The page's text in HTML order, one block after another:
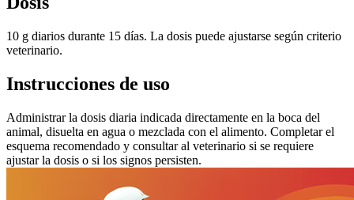
10 g diarios durante 15 días. La dosis puede ajustarse según criterio
veterinario.
Instrucciones de uso
Administrar la dosis diaria indicada directamente en la boca del
animal, disuelta en agua o mezclada con el alimento. Completar el
esquema recomendado y consultar al veterinario si se requiere
ajustar la dosis o si los signos persisten.